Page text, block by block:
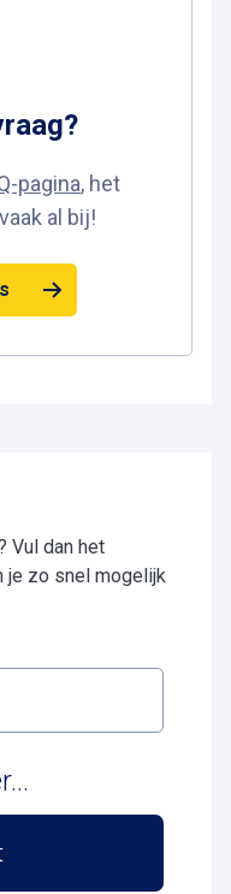
?
pagina, het
al bij!
Vul dan het
je zo snel mogelijk